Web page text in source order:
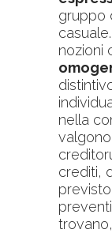
gruppo
nozioni
nella
crediti,